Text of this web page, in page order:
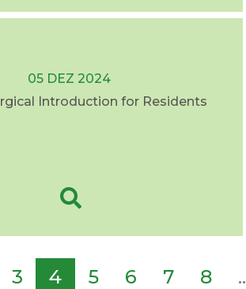
05 DEZ 2024
Introduction for Residents
3 4 5 6 7 8